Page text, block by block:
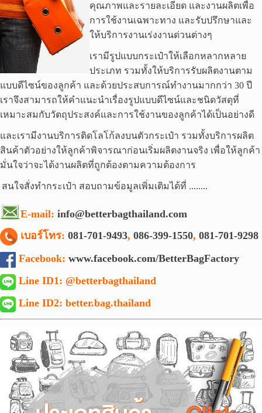
คุณภาพและรายละเอียด และงานผลิตเพื่อ
การใช้งานเฉพาะทาง และรับปรึกษาและ
ให้บริการงานเร่งงานด่วนต่างๆ
เรามีรูปแบบกระเป๋าให้เลือกหลากหลาย
ประเภท รวมทั้งให้บริการรับผลิตงานตาม
แบบดีไซน์ของลูกค้า และด้วยประสบการณ์ทำงานมากกว่า 30 ปี
เราจึงสามารถให้คำแนะนำเรื่องรูปแบบดีไซน์และชนิดวัสดุที่
เหมาะสมกับวัตถุประสงค์และการใช้งานของลูกค้าได้เป็นอย่างดี
และเรามีงานบริการติดโลโก้ลงบนตัวกระเป๋า รวมทั้งบริการผลิต
สินค้าตัวอย่างให้ลูกค้าพิจารณาก่อนเริ่มผลิตงานจริง เพื่อให้ลูกค้า
มั่นใจว่าจะได้งานผลิตที่ถูกต้องตามความต้องการ
สนใจสั่งทำกระเป๋า สอบถามข้อมูลเพิ่มเติมได้ที่ ........
E-mail: info@betterbagthailand.com
เบอร์โทร: 081-701-9493, 086-399-1550, 081-701-9298
Facebook: www.facebook.com/BetterBagFactory
Line ID1: @betterbagthailand
Line ID2: better.bag.thailand